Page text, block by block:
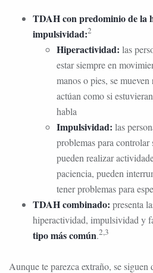
TDAH con predominio de la
impulsividad:2
Hiperactividad: las
estar siempre en
manos o pies, se
actúan como si
habla
Impulsividad: las
problemas para controlar
pueden realizar
paciencia, pueden
tener problemas para
TDAH combinado: presenta
hiperactividad, impulsividad y
tipo más común.2,3
Aunque te parezca extraño, se siguen